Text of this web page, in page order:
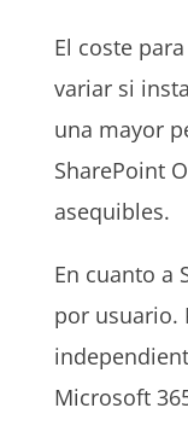
El coste
variar si
una mayor
SharePoint
asequibles.
En cuanto a
por usuario.
Microsoft